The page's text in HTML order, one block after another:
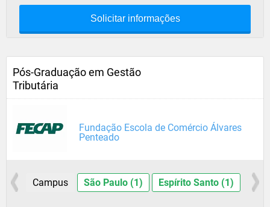
Solicitar informações
Pós-Graduação em Gestão
Tributária
Fundação Escola de Comércio Álvares
Penteado
Campus São Paulo (1) Espírito Santo (1)